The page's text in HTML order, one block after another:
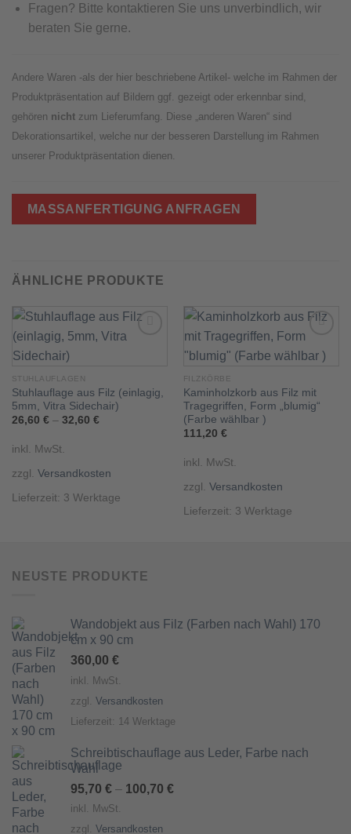
Fragen? Bitte kontaktieren Sie uns unverbindlich, wir
beraten Sie gerne.
Andere Waren -als der hier beschriebene Artikel- welche im Rahmen der
Produktpräsentation auf Bildern ggf. gezeigt oder erkennbar sind,
gehören nicht zum Lieferumfang. Diese „anderen Waren“ sind
Dekorationsartikel, welche nur der besseren Darstellung im Rahmen
unserer Produktpräsentation dienen.
MASSANFERTIGUNG ANFRAGEN
ÄHNLICHE PRODUKTE
STUHLAUFLAGEN
Stuhlauflage aus Filz (einlagig,
5mm, Vitra Sidechair)
26,60 €– 32,60 €
inkl. MwSt.
zzgl. Versandkosten
Lieferzeit: 3 Werktage
FILZKÖRBE
Kaminholzkorb aus Filz mit
Tragegriffen, Form „blumig“
(Farbe wählbar )
111,20 €
inkl. MwSt.
zzgl. Versandkosten
Lieferzeit: 3 Werktage
NEUSTE PRODUKTE
Wandobjekt aus Filz (Farben nach Wahl) 170
cm x 90 cm
360,00 €
inkl. MwSt.
zzgl. Versandkosten
Lieferzeit: 14 Werktage
Schreibtischauflage aus Leder, Farbe nach
Wahl
95,70 € – 100,70 €
inkl. MwSt.
zzgl. Versandkosten